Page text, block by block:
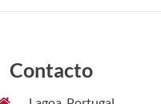
Contacto